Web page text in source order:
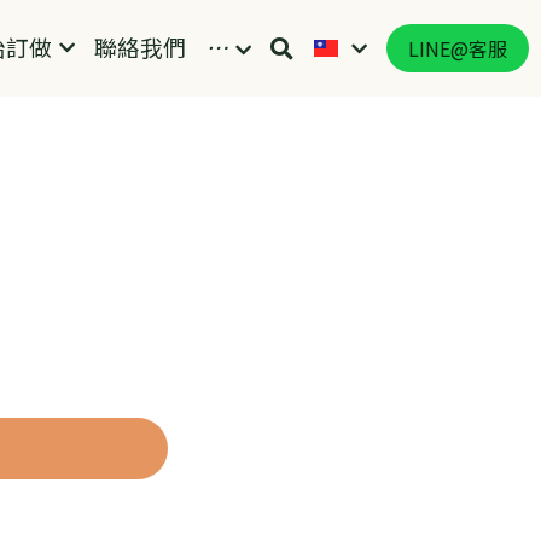
做 聯絡我們 … LINE@客服